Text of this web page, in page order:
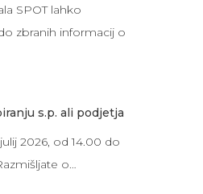
SPOT lahko
zbranih informacij o
s.p. ali podjetja
2026, od 14.00 do
o…